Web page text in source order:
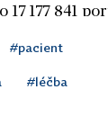
177 841
101 plicní
#pacient
#léčba